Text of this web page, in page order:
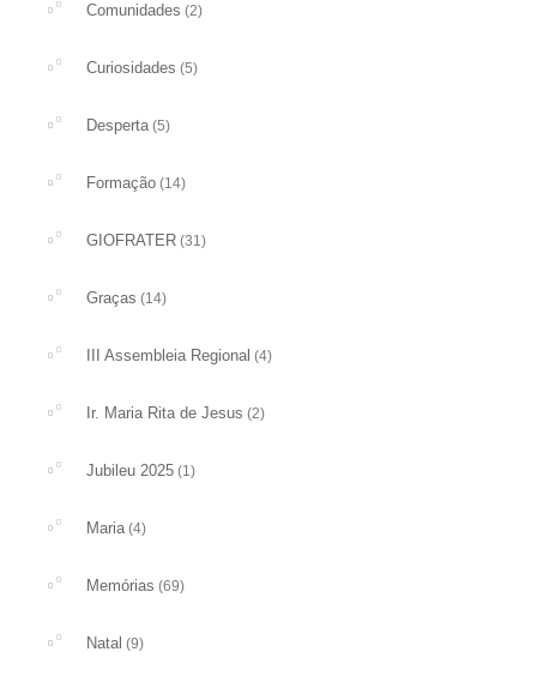
Comunidades (2)
Curiosidades (5)
Desperta (5)
Formação (14)
GIOFRATER (31)
Graças (14)
III Assembleia Regional (4)
Ir. Maria Rita de Jesus (2)
Jubileu 2025 (1)
Maria (4)
Memórias (69)
Natal (9)